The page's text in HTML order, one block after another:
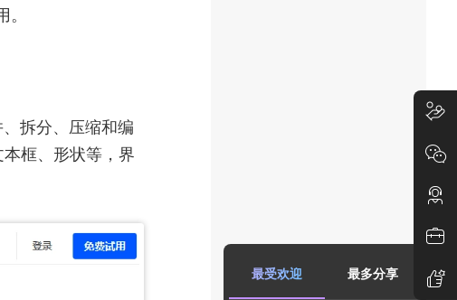
拆分、压缩和编
框、形状等，界
最受欢迎 最多分享